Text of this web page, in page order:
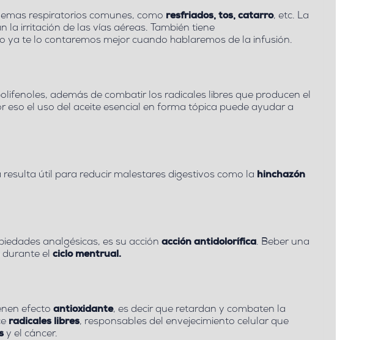
respiratorios comunes, como resfriados, tos, catarro, etc. La
la irritación de las vías aéreas. También tiene
ya te lo contaremos mejor cuando hablaremos de la infusión.
además de combatir los radicales libres que producen el
el uso del aceite esencial en forma tópica puede ayudar a
útil para reducir malestares digestivos como la hinchazón
analgésicas, es su acción acción antidolorífica. Beber una
durante el ciclo mentrual.
efecto antioxidante, es decir que retardan y combaten la
radicales libres, responsables del envejecimiento celular que
y el cáncer.